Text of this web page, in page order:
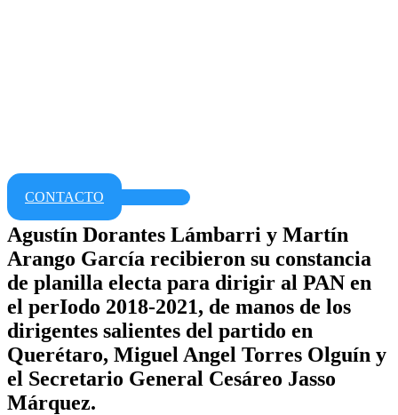
CONTACTO
Agustín Dorantes Lámbarri y Martín
Arango García recibieron su constancia
de planilla electa para dirigir al PAN en
el perIodo 2018-2021, de manos de los
dirigentes salientes del partido en
Querétaro, Miguel Angel Torres Olguín y
el Secretario General Cesáreo Jasso
Márquez.